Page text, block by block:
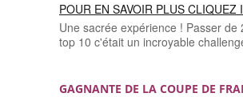
POUR EN SAVOIR PLUS CLIQUEZ
Une sacrée expérience ! Passer de
top 10 c'était un incroyable
GAGNANTE DE LA COUPE DE